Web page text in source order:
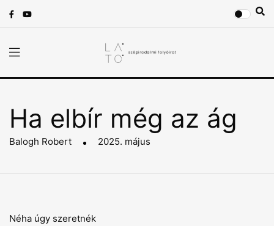
Ha elbír még az ág
Balogh Robert 2025. május
Néha úgy szeretnék